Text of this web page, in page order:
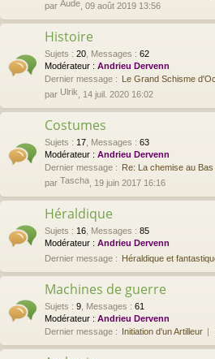
par Aude , 09 août 2019 13:56
Histoire
Sujets : 20 Messages : 62
Modérateur : Andrieu Dervenn
Dernier message : Le Grand Schisme
par Ulrik , 14 juil. 2020 16:02
Costumes
Sujets : 17 Messages : 63
Modérateur : Andrieu Dervenn
Dernier message : Re: La chemise au
par Tascha , 19 juin 2017 16:16
Héraldique
Sujets : 16 Messages : 85
Modérateur : Andrieu Dervenn
Dernier message : Héraldique et
Machines de guerre
Sujets : 9 Messages : 61
Modérateur : Andrieu Dervenn
Dernier message : Initiation d'un Artilleur